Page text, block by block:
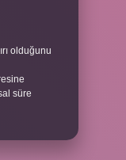
olduğunu
süre